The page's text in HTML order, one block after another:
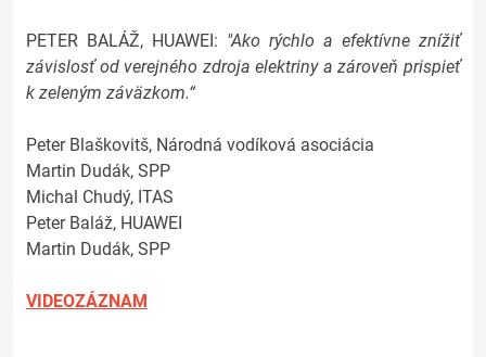
PETER BALÁŽ, HUAWEI: "Ako rýchlo a efektívne znížiť
závislosť od verejného zdroja elektriny a zároveň prispieť
k zeleným záväzkom.“
Peter Blaškovitš, Národná vodíková asociácia
Martin Dudák, SPP
Michal Chudý, ITAS
Peter Baláž, HUAWEI
Martin Dudák, SPP
VIDEOZÁZNAM